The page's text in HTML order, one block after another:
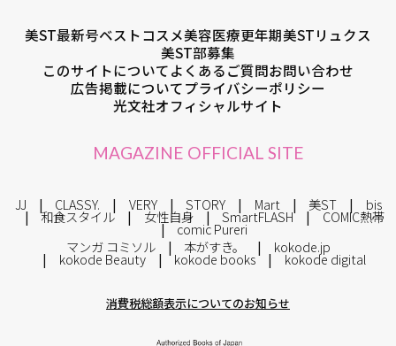
美ST最新号ベストコスメ美容医療更年期美STリュクス
美ST部募集
このサイトについてよくあるご質問お問い合わせ
広告掲載についてプライバシーポリシー
光文社オフィシャルサイト
MAGAZINE OFFICIAL SITE
JJ CLASSY. VERY STORY Mart 美ST bis
和食スタイル 女性自身 SmartFLASH COMIC熱帯
comic Pureri
マンガ コミソル
本がすき。 kokode.jp
kokode Beauty kokode books kokode digital
消費税総額表示についてのお知らせ